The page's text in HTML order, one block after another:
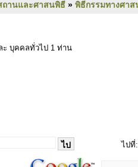
ถานและศาสนพิธี » พิธีกรรมทางศา
บุคคลทั่วไป 1 ท่าน
ไปที่: